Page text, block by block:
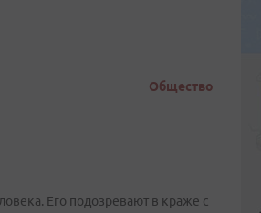
Общество
Его подозревают в краже с